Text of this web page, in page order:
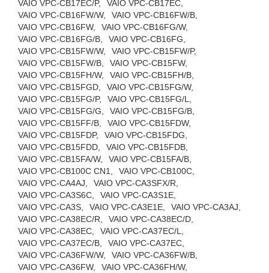
VAIO VPC-CB17EC/P,
VAIO VPC-CB17EC,
VAIO VPC-CB16FW/W,
VAIO VPC-CB16FW/B,
VAIO VPC-CB16FW,
VAIO VPC-CB16FG/W,
VAIO VPC-CB16FG/B,
VAIO VPC-CB16FG,
VAIO VPC-CB15FW/W,
VAIO VPC-CB15FW/P,
VAIO VPC-CB15FW/B,
VAIO VPC-CB15FW,
VAIO VPC-CB15FH/W,
VAIO VPC-CB15FH/B,
VAIO VPC-CB15FGD,
VAIO VPC-CB15FG/W,
VAIO VPC-CB15FG/P,
VAIO VPC-CB15FG/L,
VAIO VPC-CB15FG/G,
VAIO VPC-CB15FG/B,
VAIO VPC-CB15FF/B,
VAIO VPC-CB15FDW,
VAIO VPC-CB15FDP,
VAIO VPC-CB15FDG,
VAIO VPC-CB15FDD,
VAIO VPC-CB15FDB,
VAIO VPC-CB15FA/W,
VAIO VPC-CB15FA/B,
VAIO VPC-CB100C CN1,
VAIO VPC-CB100C,
VAIO VPC-CA4AJ,
VAIO VPC-CA3SFX/R,
VAIO VPC-CA3S6C,
VAIO VPC-CA3S1E,
VAIO VPC-CA3S,
VAIO VPC-CA3E1E,
VAIO VPC-CA3AJ,
VAIO VPC-CA38EC/R,
VAIO VPC-CA38EC/D,
VAIO VPC-CA38EC,
VAIO VPC-CA37EC/L,
VAIO VPC-CA37EC/B,
VAIO VPC-CA37EC,
VAIO VPC-CA36FW/W,
VAIO VPC-CA36FW/B,
VAIO VPC-CA36FW,
VAIO VPC-CA36FH/W,